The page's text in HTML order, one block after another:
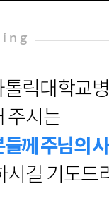
톨릭대학교
주시는
께 주님의
시길 기도드